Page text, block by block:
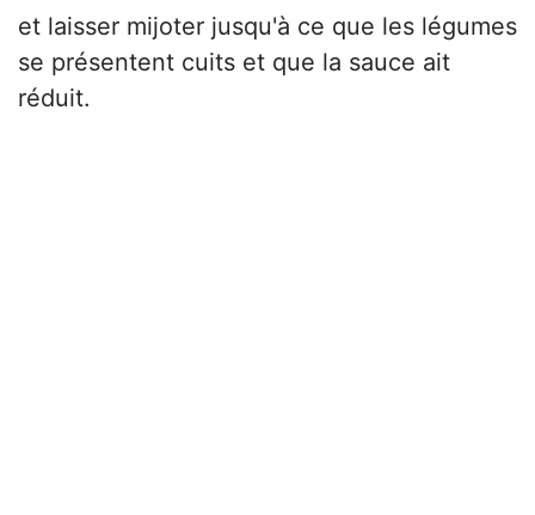
et laisser mijoter jusqu'à ce que les légumes
se présentent cuits et que la sauce ait
réduit.